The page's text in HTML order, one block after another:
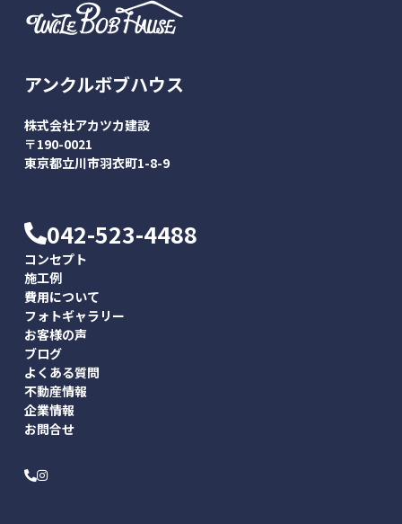
アンクルボブハウス
株式会社アカツカ建設
〒190-0021
東京都立川市羽衣町1-8-9
042-523-4488
コンセプト
施工例
費用について
フォトギャラリー
お客様の声
ブログ
よくある質問
不動産情報
企業情報
お問合せ